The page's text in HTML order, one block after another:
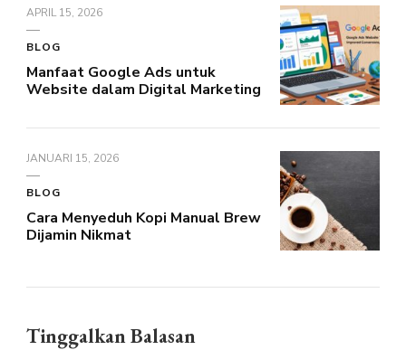
APRIL 15, 2026
BLOG
Manfaat Google Ads untuk
Website dalam Digital Marketing
JANUARI 15, 2026
BLOG
Cara Menyeduh Kopi Manual Brew
Dijamin Nikmat
Tinggalkan Balasan